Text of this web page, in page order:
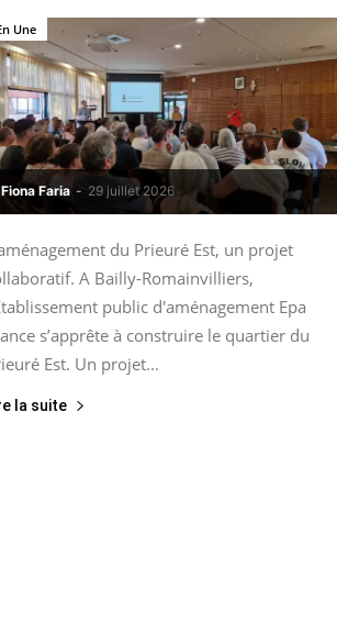
Fiona Faria - 29 juillet 2026
Une
du Prieuré Est, un projet
A Bailly-Romainvilliers,
public d'aménagement Epa
s’apprête à construire le quartier du
Est. Un projet...
la suite